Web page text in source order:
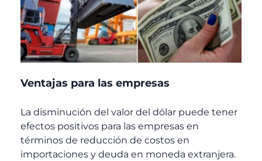
Ventajas para las empresas
La disminución del valor del dólar puede tener
efectos positivos para las empresas en
términos de reducción de costos en
importaciones y deuda en moneda extranjera.